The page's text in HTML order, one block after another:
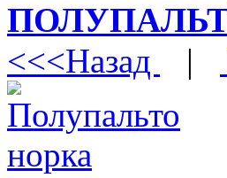
<<<Назад
|